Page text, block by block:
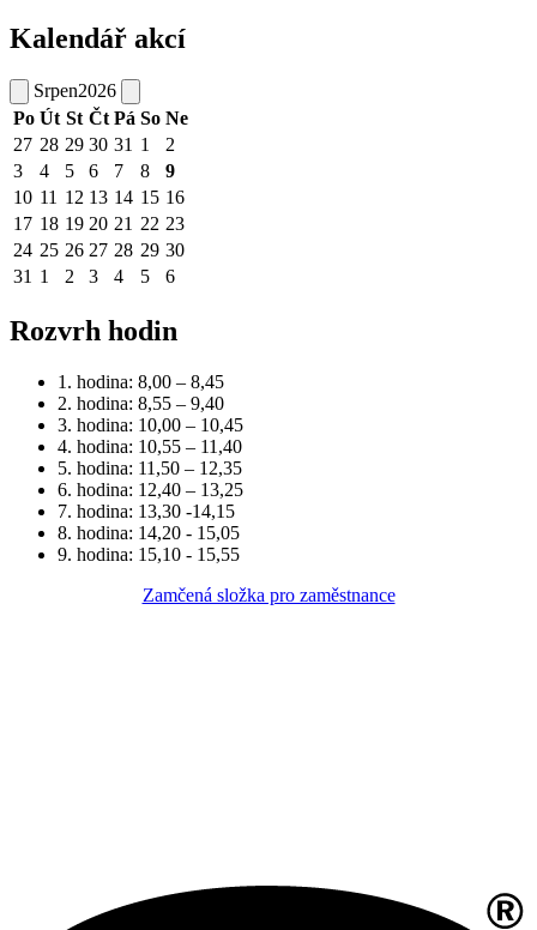
Kalendář akcí
Srpen2026
Po Út St Čt Pá So Ne
27 28 29 30 31 1
2
3
4 5 6 7 8
9
10 11 12 13 14 15 16
17 18 19 20 21 22 23
24 25 26 27 28 29 30
31 1 2 3 4 5 6
Rozvrh hodin
1. hodina: 8,00 – 8,45
2. hodina: 8,55 – 9,40
3. hodina: 10,00 – 10,45
4. hodina: 10,55 – 11,40
5. hodina: 11,50 – 12,35
6. hodina: 12,40 – 13,25
7. hodina: 13,30 -14,15
8. hodina: 14,20 - 15,05
9. hodina: 15,10 - 15,55
Zamčená složka pro zaměstnance